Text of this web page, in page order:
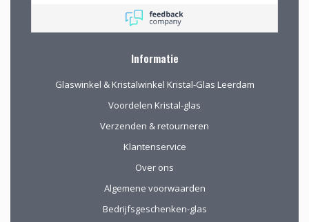
persoonlijke wensen
besproken. Afspraak
gemaakt om in de
bekijken en de
(uitgebreid graveren)
vorm te geven.
Informatie
Glaswinkel & Kristalwinkel Kristal-Glas Leerdam
Voordelen Kristal-glas
Verzenden & retourneren
Klantenservice
Over ons
Algemene voorwaarden
Bedrijfsgeschenken-glas